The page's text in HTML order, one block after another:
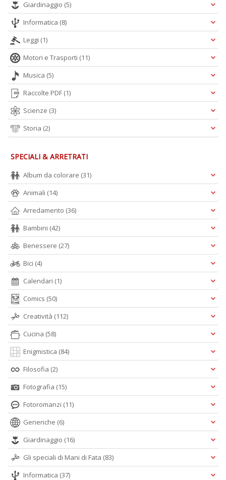
Giardinaggio (5)
Informatica (8)
Leggi (1)
Motori e Trasporti (11)
Musica (5)
Raccolte PDF (1)
Scienze (3)
Storia (2)
SPECIALI & ARRETRATI
Album da colorare (31)
Animali (14)
Arredamento (36)
Bambini (42)
Benessere (27)
Bici (4)
Calendari (1)
Comics (50)
Creatività (112)
Cucina (58)
Enigmistica (84)
Filosofia (2)
Fotografia (15)
Fotoromanzi (11)
Generiche (6)
Giardinaggio (16)
Gli speciali di Mani di Fata (83)
Informatica (37)